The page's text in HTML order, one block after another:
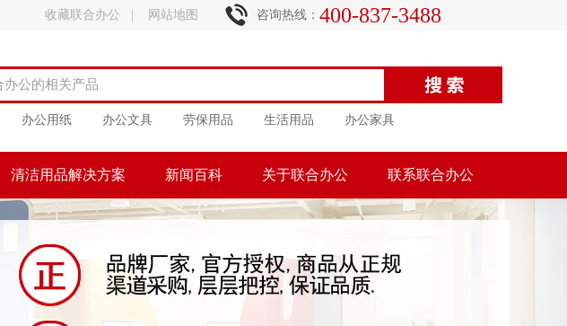
收藏联合办公 网站地图 咨询热线： 400-837-3488
办公用纸 办公文具 劳保用品 生活用品 办公家具
清洁用品解决方案 新闻百科 关于联合办公 联系联合办公